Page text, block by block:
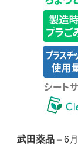
武田薬品 ＝6